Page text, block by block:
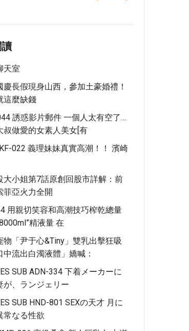
天室
慶長假現身山西，參加土豪婚禮！
這麼缺錢
誘惑影片郵件 一個人太有空了…
叔做愛的女素人美女[有
022 義理妹妹真實高潮！！ 濱崎
大小姐第7話原創回股市詳解：前
菲亞火力全開
用親切笑容和高潮技巧榨乾總量
精液量 在
物「尹于心&Tiny」雙乳出擊狂吸
中流出白濁液體」嬌喊：
SUB ADN-334 下着メーカーに
が、ランジェリー
SUB HND-801 SEXの天才 月に
常なる性欲